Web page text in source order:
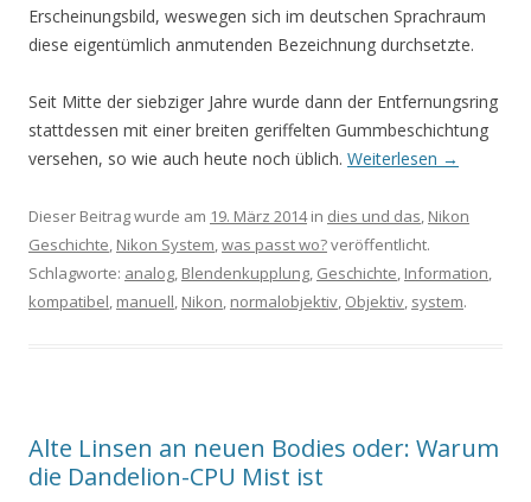
Erscheinungsbild, weswegen sich im deutschen Sprachraum
diese eigentümlich anmutenden Bezeichnung durchsetzte.
Seit Mitte der siebziger Jahre wurde dann der Entfernungsring
stattdessen mit einer breiten geriffelten Gummbeschichtung
versehen, so wie auch heute noch üblich. Weiterlesen →
Dieser Beitrag wurde am 19. März 2014in dies und das, Nikon
Geschichte, Nikon System,was passt wo?veröffentlicht.
Schlagworte: analog, Blendenkupplung, Geschichte, Information,
kompatibel, manuell, Nikon, normalobjektiv, Objektiv, system.
Alte Linsen an neuen Bodies oder: Warum
die Dandelion-CPU Mist ist